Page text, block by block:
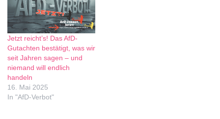
Jetzt reicht’s! Das AfD-
Gutachten bestätigt, was wir
seit Jahren sagen – und
niemand will endlich
handeln
16. Mai 2025
In "AfD-Verbot"